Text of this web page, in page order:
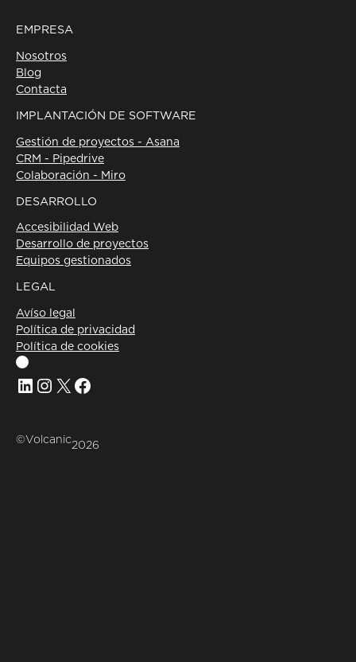
EMPRESA
Nosotros
Blog
Contacta
IMPLANTACIÓN DE SOFTWARE
Gestión de proyectos - Asana
CRM - Pipedrive
Colaboración - Miro
DESARROLLO
Accesibilidad Web
Desarrollo de proyectos
Equipos gestionados
LEGAL
Avíso legal
Política de privacidad
Política de cookies
Linkedin
Instagram
X Facebook
©Volcanic2026